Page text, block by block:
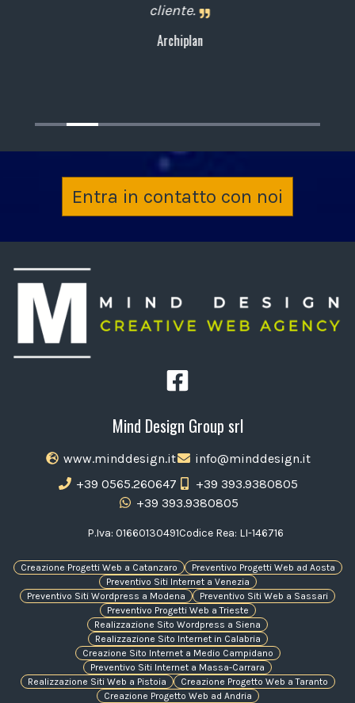
cliente.
Archiplan
Entra in contatto con noi
Mind Design Group srl
www.minddesign.it
info@minddesign.it
+39 0565.260647
+39 393.9380805
+39 393.9380805
P.Iva: 01660130491Codice Rea: LI-146716
Creazione Progetti Web a Catanzaro
Preventivo Progetti Web ad Aosta
Preventivo Siti Internet a Venezia
Preventivo Siti Wordpress a Modena
Preventivo Siti Web a Sassari
Preventivo Progetti Web a Trieste
Realizzazione Sito Wordpress a Siena
Realizzazione Sito Internet in Calabria
Creazione Sito Internet a Medio Campidano
Preventivo Siti Internet a Massa-Carrara
Realizzazione Siti Web a Pistoia
Creazione Progetto Web a Taranto
Creazione Progetto Web ad Andria